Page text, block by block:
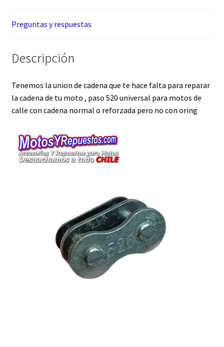
Preguntas y respuestas
Descripción
Tenemos la union de cadena que te hace falta para reparar
la cadena de tu moto , paso 520 universal para motos de
calle con cadena normal o reforzada pero no con oring